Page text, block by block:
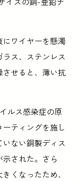
ワイヤーを懸濁
ス、ステンレス
せると、薄い抗
ルス感染症の原
ティングを施し
ない銅製ディス
された。さら
くなったため、